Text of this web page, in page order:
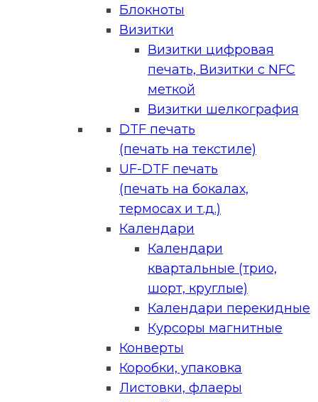
Блокноты
Визитки
Визитки цифровая
печать, Визитки с NFC
меткой
Визитки шелкография
DTF печать
(печать на текстиле)
UF-DTF печать
(печать на бокалах,
термосах и т.д.)
Календари
Календари
квартальные (трио,
шорт, круглые)
Календари перекидные
Курсоры магнитные
Конверты
Коробки, упаковка
Листовки, флаеры